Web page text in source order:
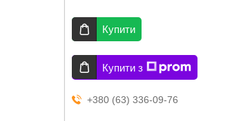
Купити
Купити з
+380 (63) 336-09-76